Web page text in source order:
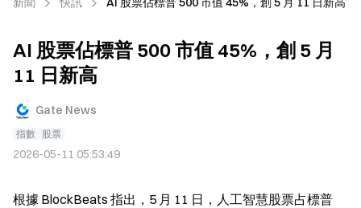
AI 股票佔標普 500 市值 45%，創 5 月
11 日新高
Gate News
指數 股票
2026-05-11 05:53:49
根據 BlockBeats 指出，5 月 11 日，人工智慧股票占標普